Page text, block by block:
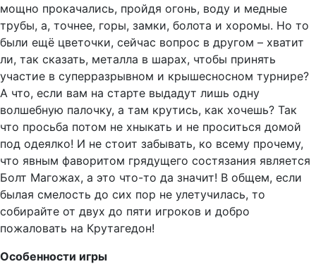
мощно прокачались, пройдя огонь, воду и медные
трубы, а, точнее, горы, замки, болота и хоромы. Но то
были ещё цветочки, сейчас вопрос в другом – хватит
ли, так сказать, металла в шарах, чтобы принять
участие в суперразрывном и крышесносном турнире?
А что, если вам на старте выдадут лишь одну
волшебную палочку, а там крутись, как хочешь? Так
что просьба потом не хныкать и не проситься домой
под одеялко! И не стоит забывать, ко всему прочему,
что явным фаворитом грядущего состязания является
Болт Магожах, а это что-то да значит! В общем, если
былая смелость до сих пор не улетучилась, то
собирайте от двух до пяти игроков и добро
пожаловать на Крутагедон!
Особенности игры